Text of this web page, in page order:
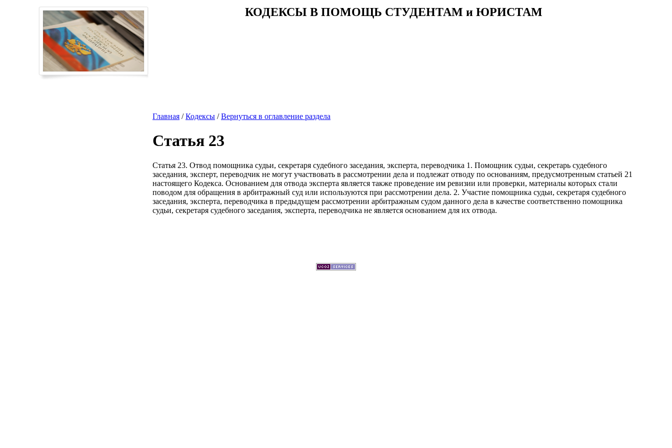
КОДЕКСЫ В ПОМОЩЬ СТУДЕНТАМ и ЮРИСТАМ
Главная /Кодексы /Вернуться в оглавление раздела
Статья 23
Статья 23. Отвод помощника судьи, секретаря судебного заседания, эксперта, переводчика 1. Помощник судьи, секретарь судебного
заседания, эксперт, переводчик не могут участвовать в рассмотрении дела и подлежат отводу по основаниям, предусмотренным статьей 21
настоящего Кодекса. Основанием для отвода эксперта является также проведение им ревизии или проверки, материалы которых стали
поводом для обращения в арбитражный суд или используются при рассмотрении дела. 2. Участие помощника судьи, секретаря судебного
заседания, эксперта, переводчика в предыдущем рассмотрении арбитражным судом данного дела в качестве соответственно помощника
судьи, секретаря судебного заседания, эксперта, переводчика не является основанием для их отвода.